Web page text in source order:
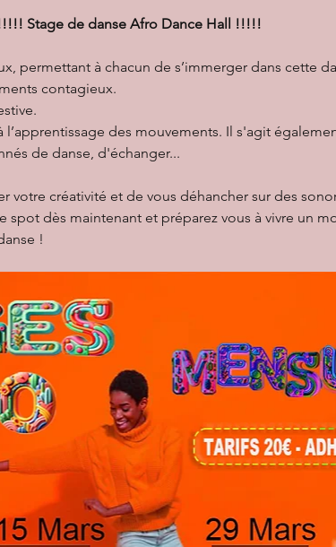
Stage de danse Afro Dance Hall !!!!!
permettant à chacun de s’immerger dans cette
contagieux.
des mouvements. Il s'agit
de danse, d'échanger...
votre créativité et de vous déhancher sur des
spot dès maintenant et préparez vous à vivre un
!